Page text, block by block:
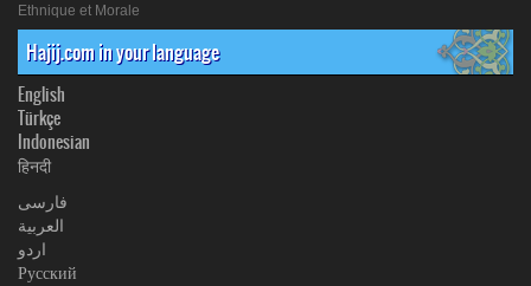
Ethnique et Morale
Hajij.com in your language
English
Türkçe
Indonesian
हिनदी
فارسی
العربیة
اردو
Русский